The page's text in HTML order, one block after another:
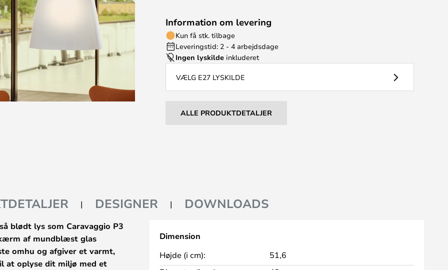
Information om levering
Kun få stk. tilbage
Leveringstid: 2 - 4 arbejdsdage
Ingen lyskilde inkluderet
VÆLG E27 LYSKILDE
ALLE PRODUKTDETALJER
DESIGNER DOWNLOADS
blødt lys som Caravaggio P3
af mundblæst glas
omhu og afgiver et varmt,
at oplyse dit miljø med et
Dimension
Højde (i cm):
51,6